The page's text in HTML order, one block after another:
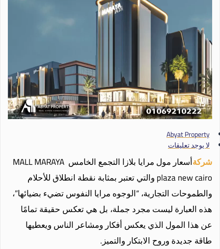
Abyat Property
لا يوجد تعليقات
شركة
أسعار مول مرايا بلازا التجمع الخامس MALL MARAYA
plaza new cairo والتي تعتبر بمثابة نقطة انطلاق للأحلام
والطموحات التجارية، “الوجوه مرايا النفوس تضيء بضيائها”،
هذه العبارة ليست مجرد جملة، بل هي تعكس حقيقة تمامًا
عن هذا المول الذي يعكس أفكار ومشاعر الناس ويعطيها
طاقة جديدة وروح الابتكار والتميز.